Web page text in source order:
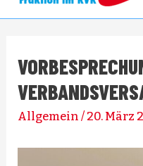
Allgemein / 20. März